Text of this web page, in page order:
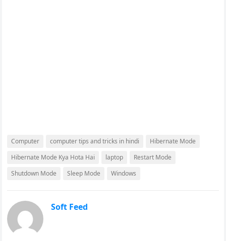
Computer computer tips and tricks in hindi
Hibernate Mode
Hibernate Mode Kya Hota Hai
laptop
Restart Mode
Shutdown Mode
Sleep Mode Windows
Soft Feed